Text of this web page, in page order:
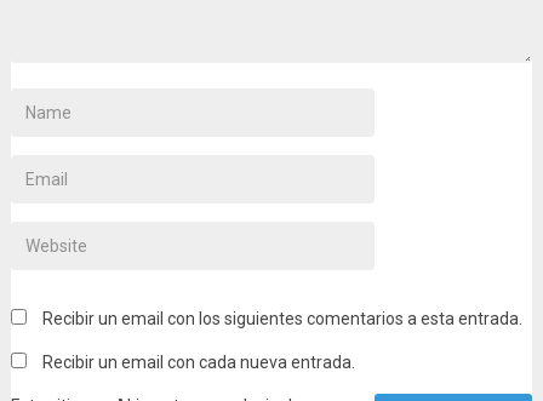
Recibir un email con los siguientes comentarios a esta entrada.
Recibir un email con cada nueva entrada.